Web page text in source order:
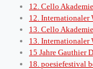
12. Cello
12. Internationaler
13. Cello
13. Internationaler
15 Jahre Gauthier
18. poesiefestival